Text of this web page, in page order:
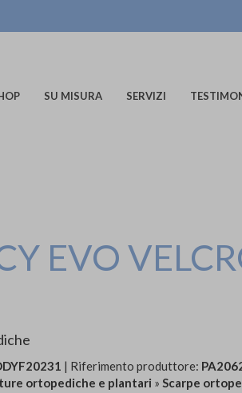
SU MISURA SERVIZI
EVO
| Riferimento produttore:
ortopediche e plantari »Scarpe